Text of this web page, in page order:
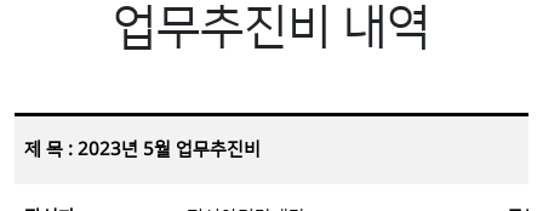
업무추진비 내역
제 목 : 2023년 5월 업무추진비